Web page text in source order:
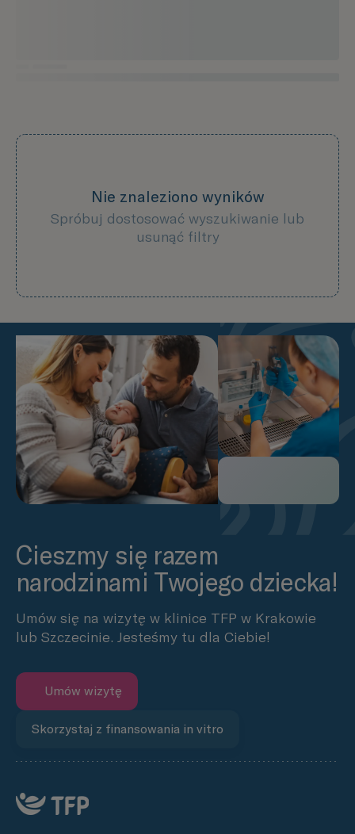
Nie znaleziono wyników
Spróbuj dostosować wyszukiwanie lub
usunąć filtry
Cieszmy się razem
narodzinami Twojego dziecka!
Umów się na wizytę w klinice TFP w Krakowie
lub Szczecinie. Jesteśmy tu dla Ciebie!
Umów wizytę
Skorzystaj z finansowania in vitro